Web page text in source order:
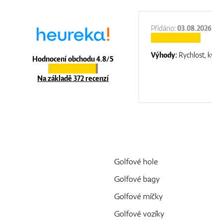
Hodnocení obchodu 4.8/5
Na základě 372 recenzí
Přidáno:03.08.2026
Výhody: Rychlost,
Golfové hole
Golfové bagy
Golfové míčky
Golfové vozíky